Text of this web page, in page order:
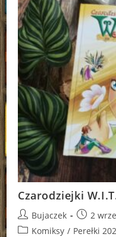
Czarodziejki
Post
author:
Bujaczek
Post2
PostKomiksy / Perełki